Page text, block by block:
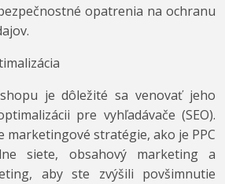
opatrenia na ochranu
je dôležité sa venovať jeho
pre vyhľadávače (SEO).
marketingové stratégie, ako je PPC
siete, obsahový marketing a
aby ste zvýšili povšimnutie